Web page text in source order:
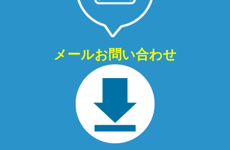
メールお問い合わせ